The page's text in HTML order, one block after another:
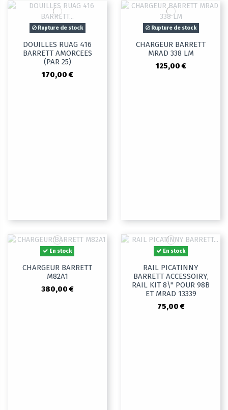
Rupture de stock
DOUILLES RUAG 416
BARRETT AMORCEES
(PAR 25)
170,00 €
Rupture de stock
CHARGEUR BARRETT
MRAD 338 LM
125,00 €
En stock
CHARGEUR BARRETT
M82A1
380,00 €
En stock
RAIL PICATINNY
BARRETT ACCESSOIRY,
RAIL KIT 8\" POUR 98B
ET MRAD 13339
75,00 €